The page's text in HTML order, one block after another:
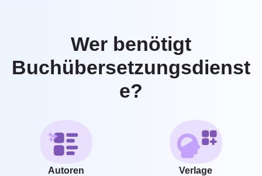
Wer benötigt
Buchübersetzungsdienst
e?
Autoren Verlage